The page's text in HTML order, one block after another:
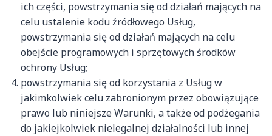
ich części, powstrzymania się od działań mających na
celu ustalenie kodu źródłowego Usług,
powstrzymania się od działań mających na celu
obejście programowych i sprzętowych środków
ochrony Usług;
powstrzymania się od korzystania z Usług w
jakimkolwiek celu zabronionym przez obowiązujące
prawo lub niniejsze Warunki, a także od podżegania
do jakiejkolwiek nielegalnej działalności lub innej